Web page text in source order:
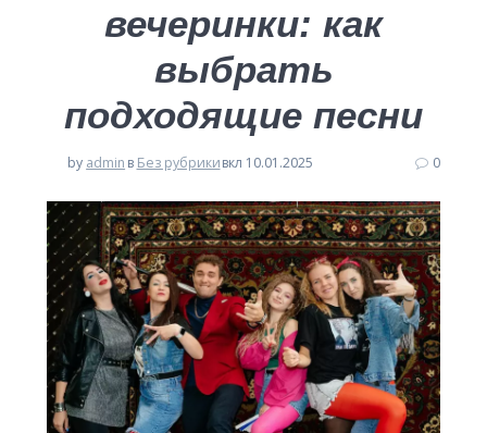
вечеринки: как
выбрать
подходящие песни
by admin в Без рубрикивкл 10.01.2025 0